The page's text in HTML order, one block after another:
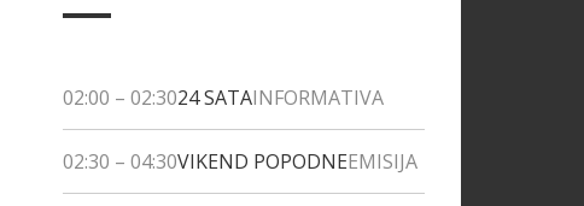
02:00 – 02:3024 SATAINFORMATIVA
02:30 – 04:30VIKEND POPODNEEMISIJA